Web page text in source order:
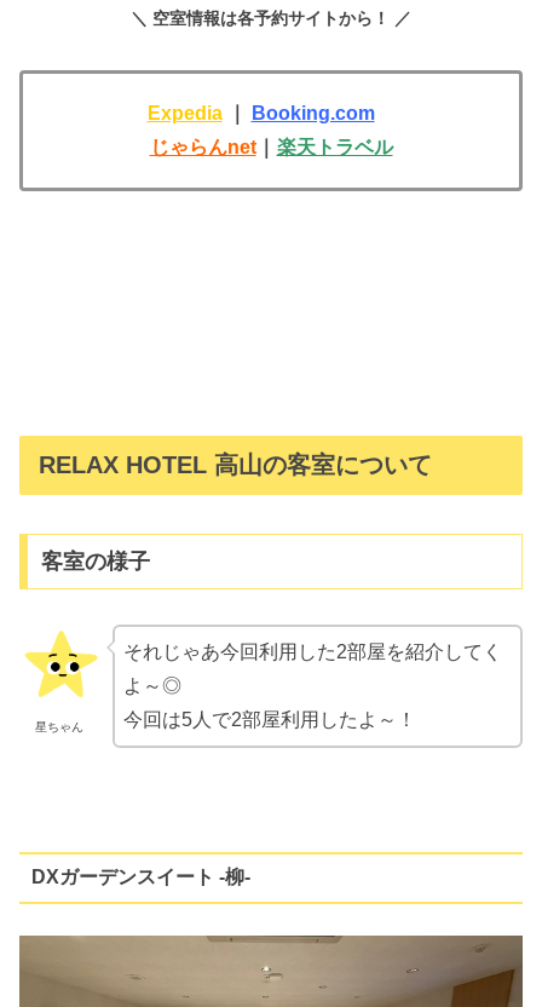
＼ 空室情報は各予約サイトから！ ／
Expedia
Booking.com
じゃらんnet｜ 楽天トラベル
RELAX HOTEL 高山の客室について
客室の様子
星ちゃん
それじゃあ今回利用した2部屋を紹介してく
よ～◎
今回は5人で2部屋利用したよ～！
DXガーデンスイート -柳-